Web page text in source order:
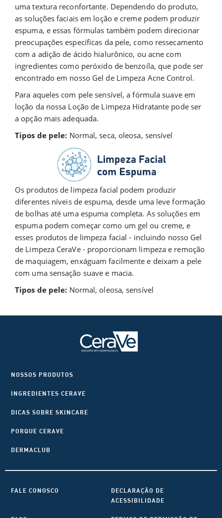
uma textura reconfortante. Dependendo do produto,
as soluções faciais em loção e creme podem produzir
espuma, e essas fórmulas também podem direcionar
preocupações específicas da pele, como ressecamento
com a adição de ácido hialurônico, ou acne com
ingredientes como peróxido de benzoíla, que pode ser
encontrado em nosso Gel de Limpeza Acne Control.
Para aqueles com pele sensível, a fórmula suave em
loção da nossa Loção de Limpeza Hidratante pode ser
a opção mais adequada.
Tipos de pele: Normal, seca, oleosa, sensível
Os produtos de limpeza facial podem produzir
diferentes níveis de espuma, desde uma leve formação
de bolhas até uma espuma completa. As soluções em
espuma podem começar como um gel ou creme, e
esses produtos de limpeza facial - incluindo nosso Gel
de Limpeza CeraVe - proporcionam limpeza e remoção
de maquiagem, enxáguam facilmente e deixam a pele
com uma sensação suave e macia.
Tipos de pele: Normal, oleosa, sensível
NOSSOS PRODUTOS
INGREDIENTES CERAVE
DICAS SOBRE SKINCARE
PORQUE CERAVE
DERMACLUB
FALE CONOSCO
DECLARAÇÃO DE
ACESSIBILIDADE